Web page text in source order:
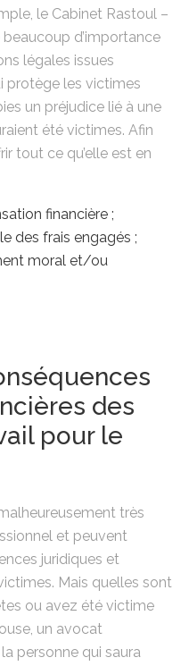
le Cabinet Rastoul –
d’importance
légales issues
protège les victimes
un préjudice lié à une
été victimes. Afin
tout ce qu’elle est en
financière ;
des frais engagés ;
moral et/ou
des
pour le
très
et peuvent
juridiques et
Mais quelles sont
ou avez été victime
un avocat
personne qui saura